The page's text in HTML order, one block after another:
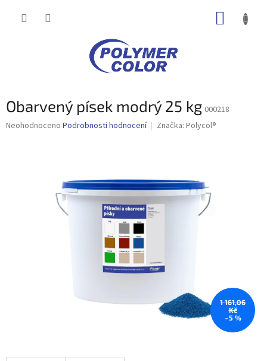
Obarvený písek modrý 25 kg 000218
Průměrné
Neohodnoceno Podrobnosti hodnocení Značka: Polycol®
1 161,06
Kč
–5 %